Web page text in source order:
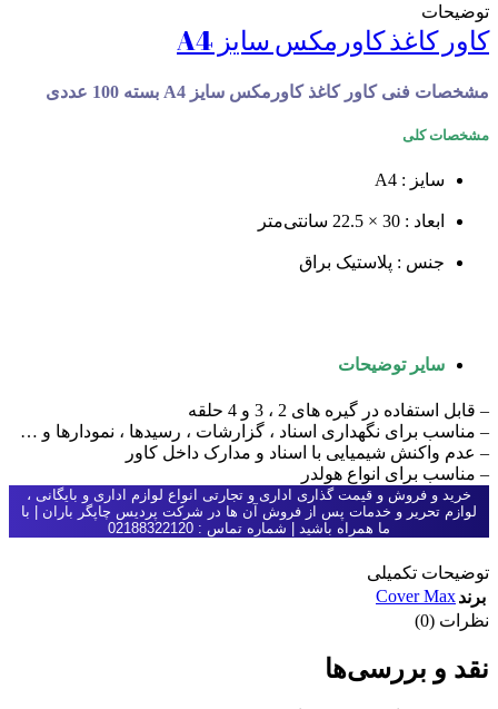
توضیحات
کاور کاغذ کاورمکس سایز A4
مشخصات فنی کاور کاغذ کاورمکس سایز A4 بسته 100 عددی
مشخصات کلی
سایز : A4
ابعاد : 30 × 22.5 سانتی‌متر
جنس : پلاستیک براق
سایر توضیحات
– قابل استفاده در گیره های 2 ، 3 و 4 حلقه
– مناسب برای نگهداری اسناد ، گزارشات ، رسیدها ، نمودارها و …
– عدم واکنش شیمیایی با اسناد و مدارک داخل کاور
– مناسب برای انواع هولدر
خرید و فروش و قیمت گذاری اداری و تجارتی انواع لوازم اداری و بایگانی ،
لوازم تحریر و خدمات پس از فروش آن ها در شرکت پردیس چاپگر باران | با
ما همراه باشید | شماره تماس : 02188322120
توضیحات تکمیلی
برندCover Max
نظرات (0)
نقد و بررسی‌ها